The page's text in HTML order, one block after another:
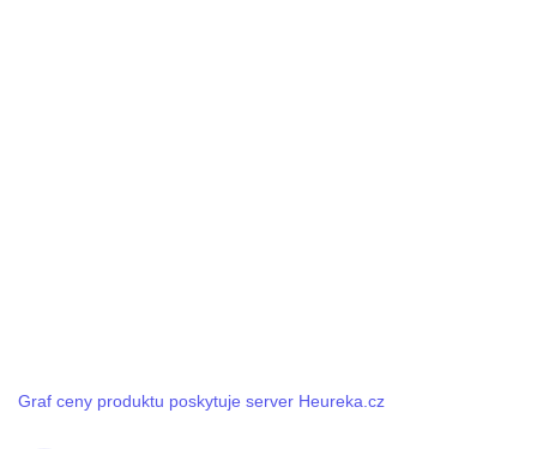
Graf ceny produktu poskytuje server Heureka.cz